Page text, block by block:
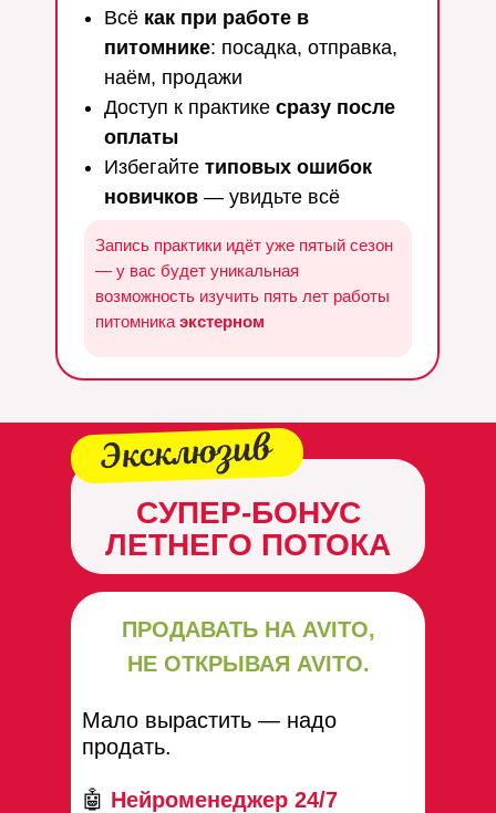
Всё как при работе в
питомнике: посадка, отправка,
наём, продажи
Доступ к практике сразу после
оплаты
Избегайте типовых ошибок
новичков — увидьте всё
Запись практики идёт уже пятый сезон
— у вас будет уникальная
возможность изучить пять лет работы
питомника экстерном
Мало вырастить — надо
продать.
🤖 Нейроменеджер 24/7
ПРОДАВАТЬ НА AVITO,
НЕ ОТКРЫВАЯ AVITO.
СУПЕР-БОНУС
ЛЕТНЕГО ПОТОКА